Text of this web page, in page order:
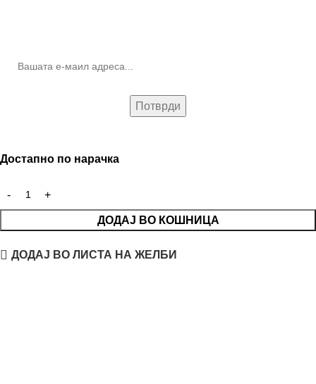
Достапно по нарачка
ДОДАЈ ВО КОШНИЦА
ДОДАЈ ВО ЛИСТА НА ЖЕЛБИ